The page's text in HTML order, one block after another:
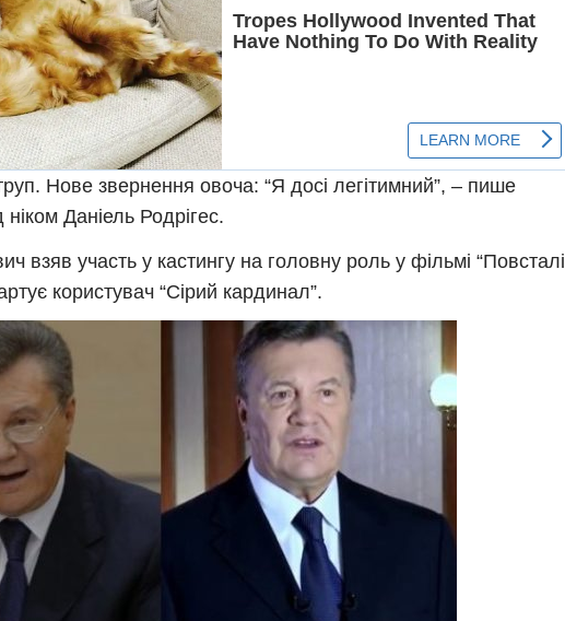
Нове звернення овоча: “Я досі легітимний”, – пише
ніком Даніель Родрігес.
взяв участь у кастингу на головну роль у фільмі “Повсталі
користувач “Сірий кардинал”.